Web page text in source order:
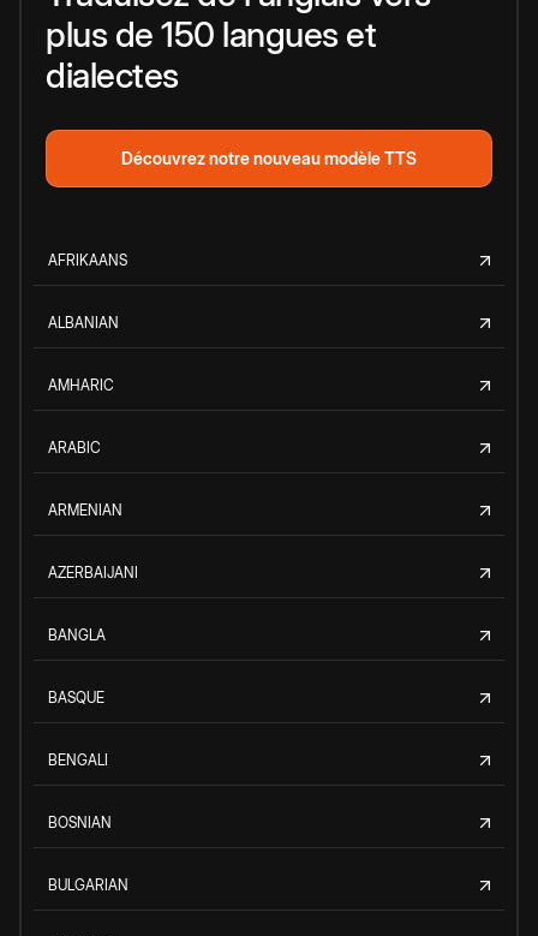
plus de 150 langues et
dialectes
Découvrez notre nouveau modèle TTS
AFRIKAANS
ALBANIAN
AMHARIC
ARABIC
ARMENIAN
AZERBAIJANI
BANGLA
BASQUE
BENGALI
BOSNIAN
BULGARIAN